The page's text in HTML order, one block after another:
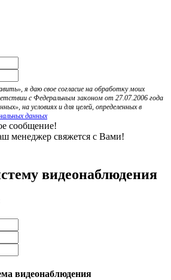
я даю свое согласие на обработку моих
с Федеральным законом от 27.07.2006 года
на условиях и для целей, определенных в
данных
сообщение!
менеджер свяжется с Вами!
видеонаблюдения
видеонаблюдения